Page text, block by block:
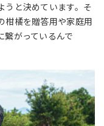
うと決めています。そ
柑橘を贈答用や家庭用
繋がっているんで